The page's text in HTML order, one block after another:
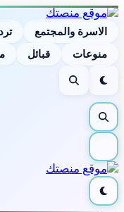
الاسرة والمجتمع
منوعات
قبائل
الوضع
بحث
بحث
القائمة
الوضع
الليلي